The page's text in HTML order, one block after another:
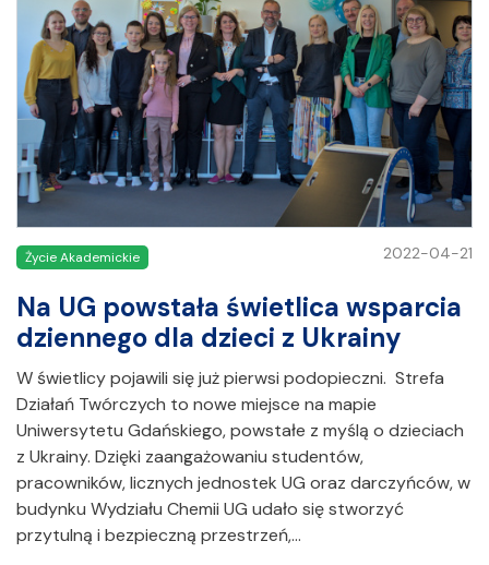
Życie Akademickie 2022-04-21
Na UG powstała świetlica wsparcia
dziennego dla dzieci z Ukrainy
W świetlicy pojawili się już pierwsi podopieczni. Strefa
Działań Twórczych to nowe miejsce na mapie
Uniwersytetu Gdańskiego, powstałe z myślą o dzieciach
z Ukrainy. Dzięki zaangażowaniu studentów,
pracowników, licznych jednostek UG oraz darczyńców, w
budynku Wydziału Chemii UG udało się stworzyć
przytulną i bezpieczną przestrzeń,…